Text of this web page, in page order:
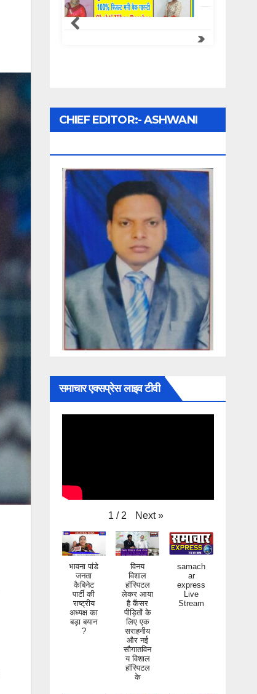
Samachar Express
CHIEF EDITOR:- ASHWANI
UPADHYAY
समाचार एक्सप्रेस लाइव टीवी
भावना पांडे
जनता
कैबिनेट
पार्टी की
राष्ट्रीय
अध्यक्ष का
बड़ा बयान
?
विनय
विशाल
हॉस्पिटल
लेकर आया
है कैंसर
पीड़ितों के
लिए एक
सराहनीय
और नई
सौगातविन
य विशाल
हॉस्पिटल
के
samach
ar
express
Live
Stream